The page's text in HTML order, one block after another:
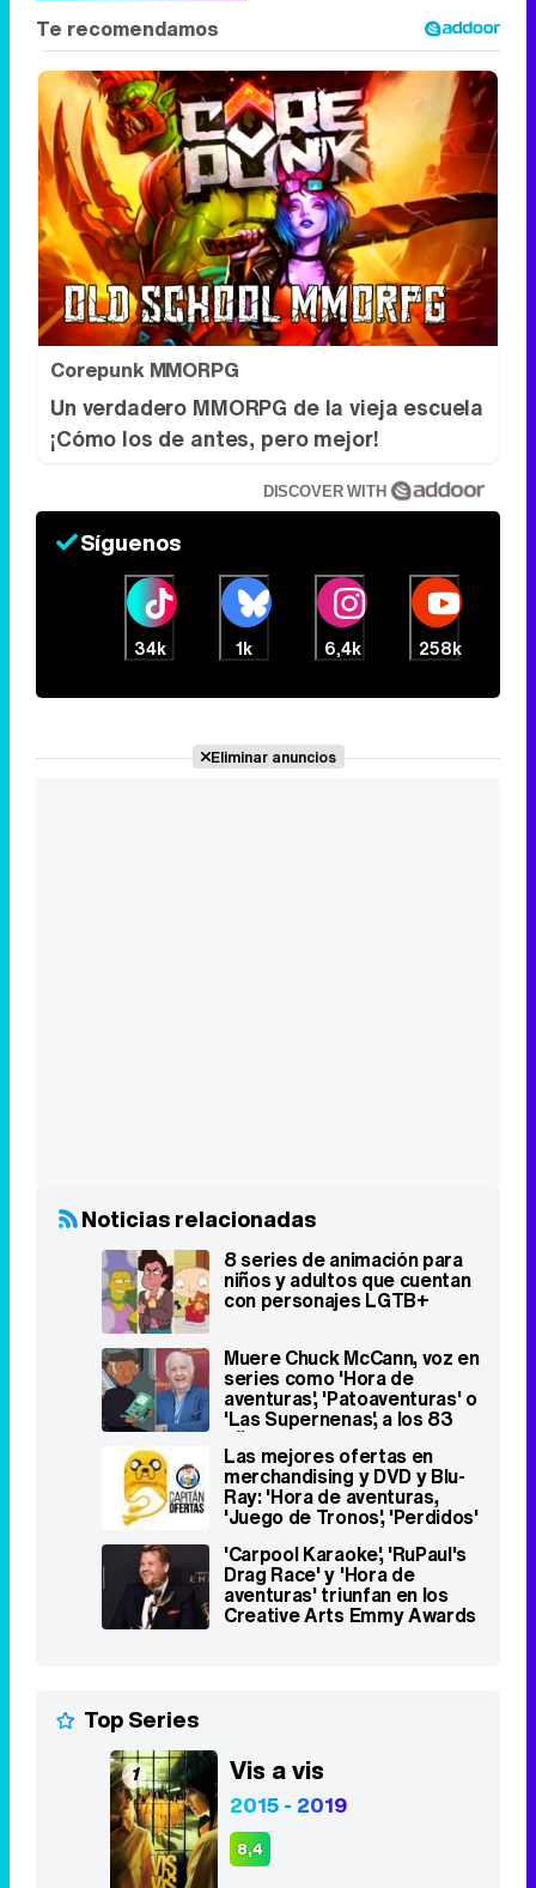
Corepunk MMORPG
Un verdadero MMORPG de la vieja escuela
¡Cómo los de antes, pero mejor!
DISCOVER WITH
Síguenos
34k 1k 6,4k 258k
Eliminar anuncios
Noticias relacionadas
8 series de animación para
niños y adultos que cuentan
con personajes LGTB+
Muere Chuck McCann, voz en
series como 'Hora de
aventuras', 'Patoaventuras' o
'Las Supernenas', a los 83
años
Las mejores ofertas en
merchandising y DVD y Blu-
Ray: 'Hora de aventuras,
'Juego de Tronos', 'Perdidos'
'Carpool Karaoke', 'RuPaul's
Drag Race' y 'Hora de
aventuras' triunfan en los
Creative Arts Emmy Awards
Top Series
1 Vis a vis
2015 - 2019
8,4